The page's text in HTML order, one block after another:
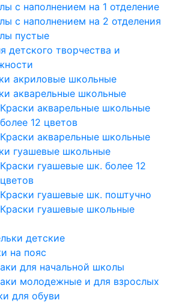
с наполнением на 1 отделение
с наполнением на 2 отделения
пустые
детского творчества и
акриловые школьные
акварельные школьные
Краски акварельные школьные
более 12 цветов
Краски акварельные школьные
гуашевые школьные
Краски гуашевые шк. более 12
цветов
Краски гуашевые шк. поштучно
Краски гуашевые школьные
детские
на пояс
для начальной школы
молодежные и для взрослых
для обуви